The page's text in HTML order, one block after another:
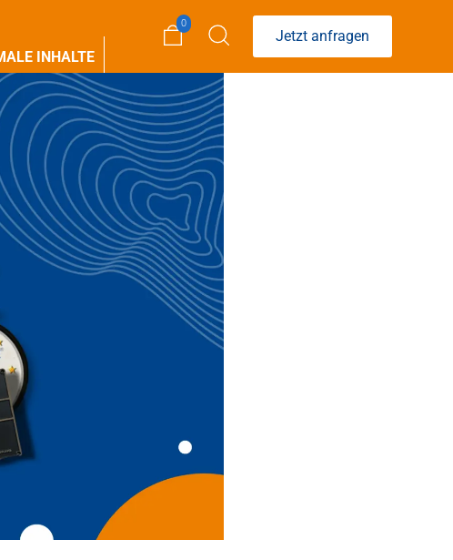
INHALTE
0
Jetzt anfragen